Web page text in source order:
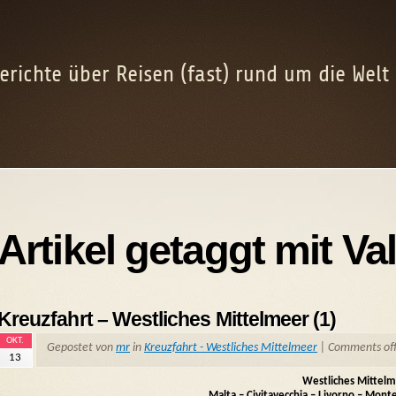
über Reisen (fast) rund um die Welt
getaggt mit
– Westliches Mittelmeer (1)
OKT.
13
Gepostet von mr in Kreuzfahrt - Westliches Mittelmeer Comments off
Westliches